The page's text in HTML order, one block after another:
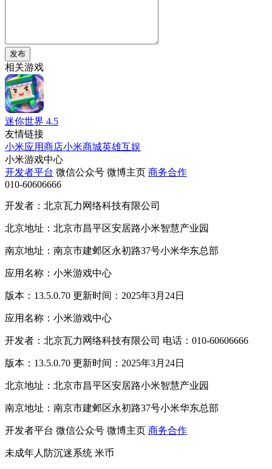
发布
相关游戏
迷你世界 4.5
友情链接
小米应用商店小米商城英雄互娱
小米游戏中心
开发者平台 微信公众号 微博主页 商务合作
010-60606666
开发者：北京瓦力网络科技有限公司
北京地址：北京市昌平区安居路小米智慧产业园
南京地址：南京市建邺区永初路37号小米华东总部
应用名称：小米游戏中心
版本：13.5.0.70 更新时间：2025年3月24日
应用名称：小米游戏中心
开发者：北京瓦力网络科技有限公司 电话：010-60606666
版本：13.5.0.70 更新时间：2025年3月24日
北京地址：北京市昌平区安居路小米智慧产业园
南京地址：南京市建邺区永初路37号小米华东总部
开发者平台 微信公众号 微博主页 商务合作
未成年人防沉迷系统 米币